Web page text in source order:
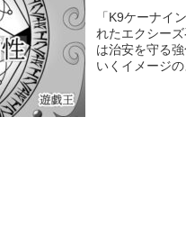
「K9ケーナイ
れたエクシー
は治安を守る
いくイメージ